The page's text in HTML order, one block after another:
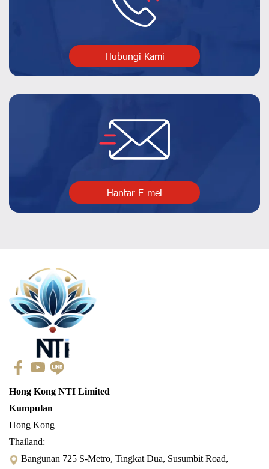
Hubungi Kami
Hantar E-mel
Hong Kong NTI Limited
Kumpulan
Hong Kong
Thailand:
Bangunan 725 S-Metro, Tingkat Dua, Susumbit Road,